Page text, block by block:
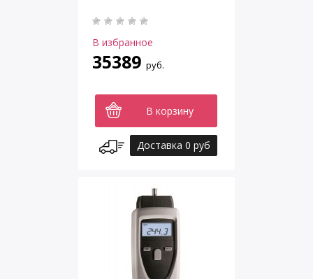
В избранное
35389 руб.
В корзину
Доставка 0 руб